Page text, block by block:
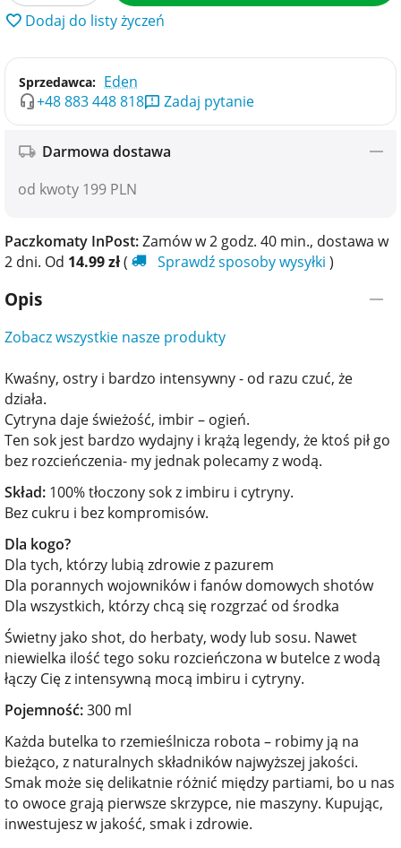
Dodaj do listy życzeń
Sprzedawca: Eden
+48 883 448 818
Zadaj pytanie
Darmowa dostawa
od kwoty 199 PLN
Paczkomaty InPost:Zamów w 2 godz. 40 min., dostawa w​​
2 dni. Od 14.99zł( Sprawdź sposoby wysyłki )
Opis
Zobacz wszystkie nasze produkty
Kwaśny, ostry i bardzo intensywny - od razu czuć, że
działa.
Cytryna daje świeżość, imbir – ogień.
Ten sok jest bardzo wydajny i krążą legendy, że ktoś pił go
bez rozcieńczenia- my jednak polecamy z wodą.
Skład: 100% tłoczony sok z imbiru i cytryny.
Bez cukru i bez kompromisów.
Dla kogo?
Dla tych, którzy lubią zdrowie z pazurem
Dla porannych wojowników i fanów domowych shotów
Dla wszystkich, którzy chcą się rozgrzać od środka
Świetny jako shot, do herbaty, wody lub sosu. Nawet
niewielka ilość tego soku rozcieńczona w butelce z wodą
łączy Cię z intensywną mocą imbiru i cytryny.
Pojemność:300 ml
Każda butelka to rzemieślnicza robota – robimy ją na
bieżąco, z naturalnych składników najwyższej jakości.
Smak może się delikatnie różnić między partiami, bo u nas
to owoce grają pierwsze skrzypce, nie maszyny. Kupując,
inwestujesz w jakość, smak i zdrowie.